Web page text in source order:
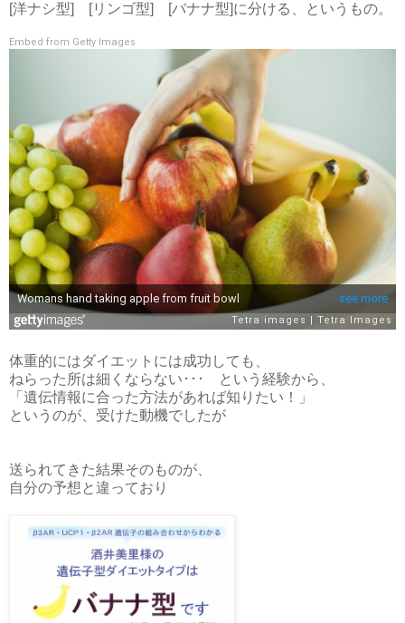
[洋ナシ型] [リンゴ型] [バナナ型]に分ける、というもの。
Embed from Getty Images
体重的にはダイエットには成功しても、
ねらった所は細くならない･･･ という経験から、
「遺伝情報に合った方法があれば知りたい！」
というのが、受けた動機でしたが
送られてきた結果そのものが、
自分の予想と違っており